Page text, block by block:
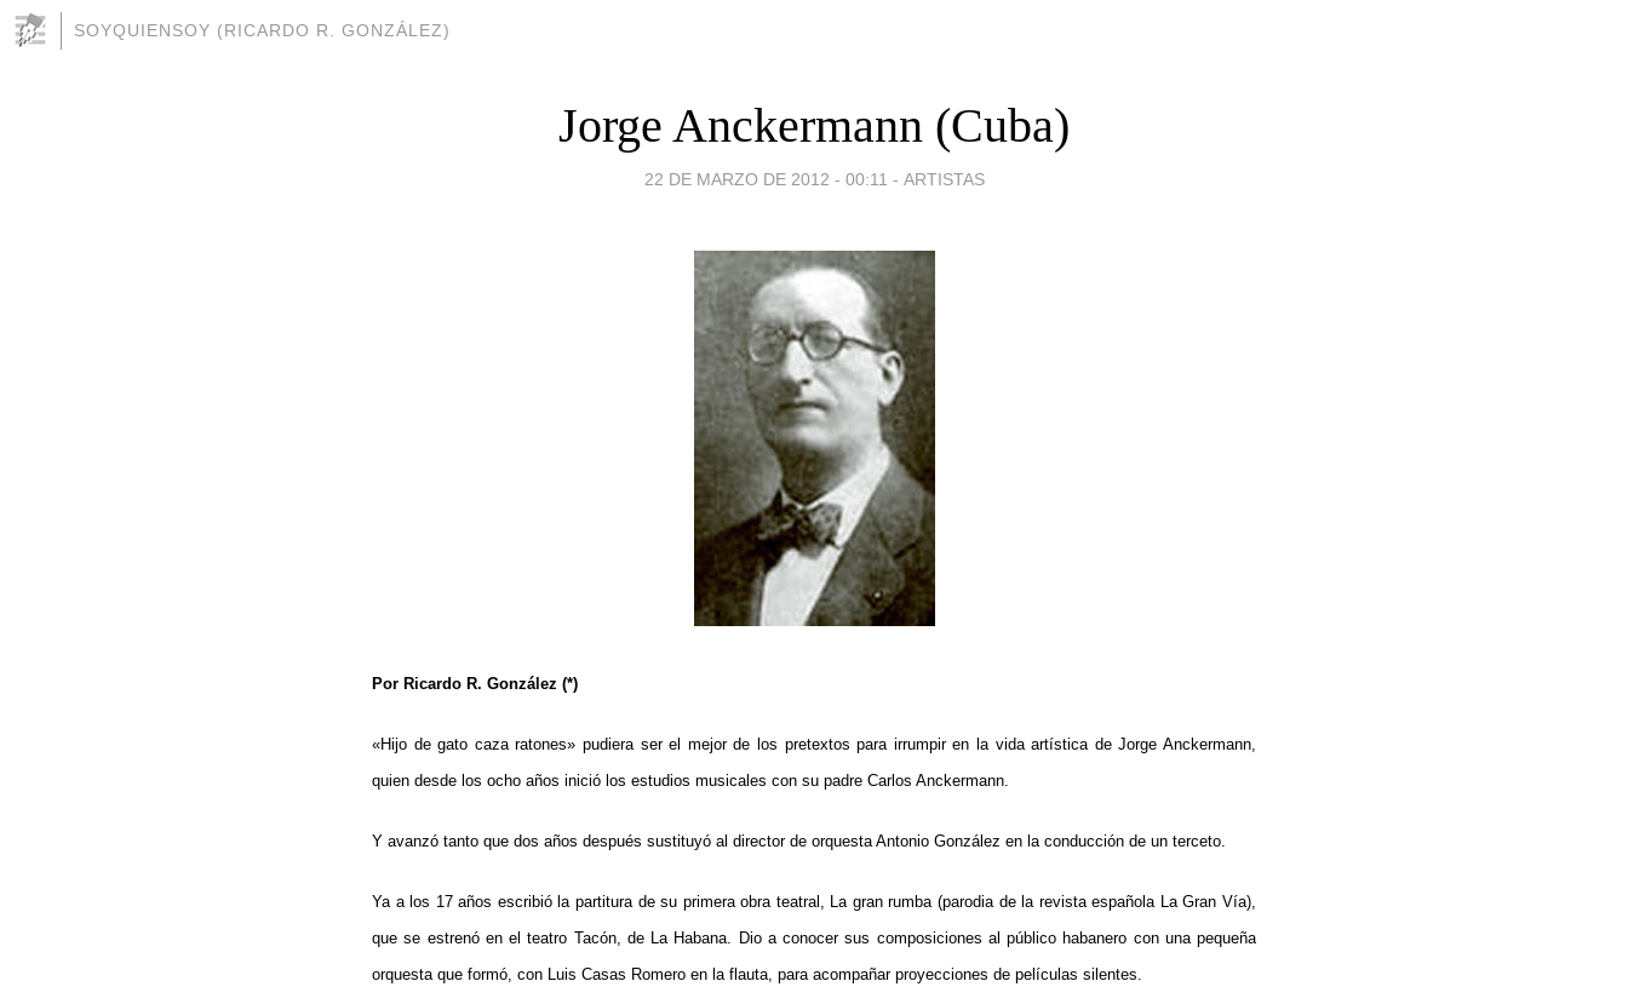
SOYQUIENSOY (RICARDO R. GONZÁLEZ)
Jorge Anckermann (Cuba)
22 DE MARZO DE 2012 - 00:11 - ARTISTAS
Por Ricardo R. González (*)
«Hijo de gato caza ratones» pudiera ser el mejor de los pretextos para irrumpir en la vida artística de Jorge Anckermann,
quien desde los ocho años inició los estudios musicales con su padre Carlos Anckermann.
Y avanzó tanto que dos años después sustituyó al director de orquesta Antonio González en la conducción de un terceto.
Ya a los 17 años escribió la partitura de su primera obra teatral, La gran rumba (parodia de la revista española La Gran Vía),
que se estrenó en el teatro Tacón, de La Habana. Dio a conocer sus composiciones al público habanero con una pequeña
orquesta que formó, con Luis Casas Romero en la flauta, para acompañar proyecciones de películas silentes.